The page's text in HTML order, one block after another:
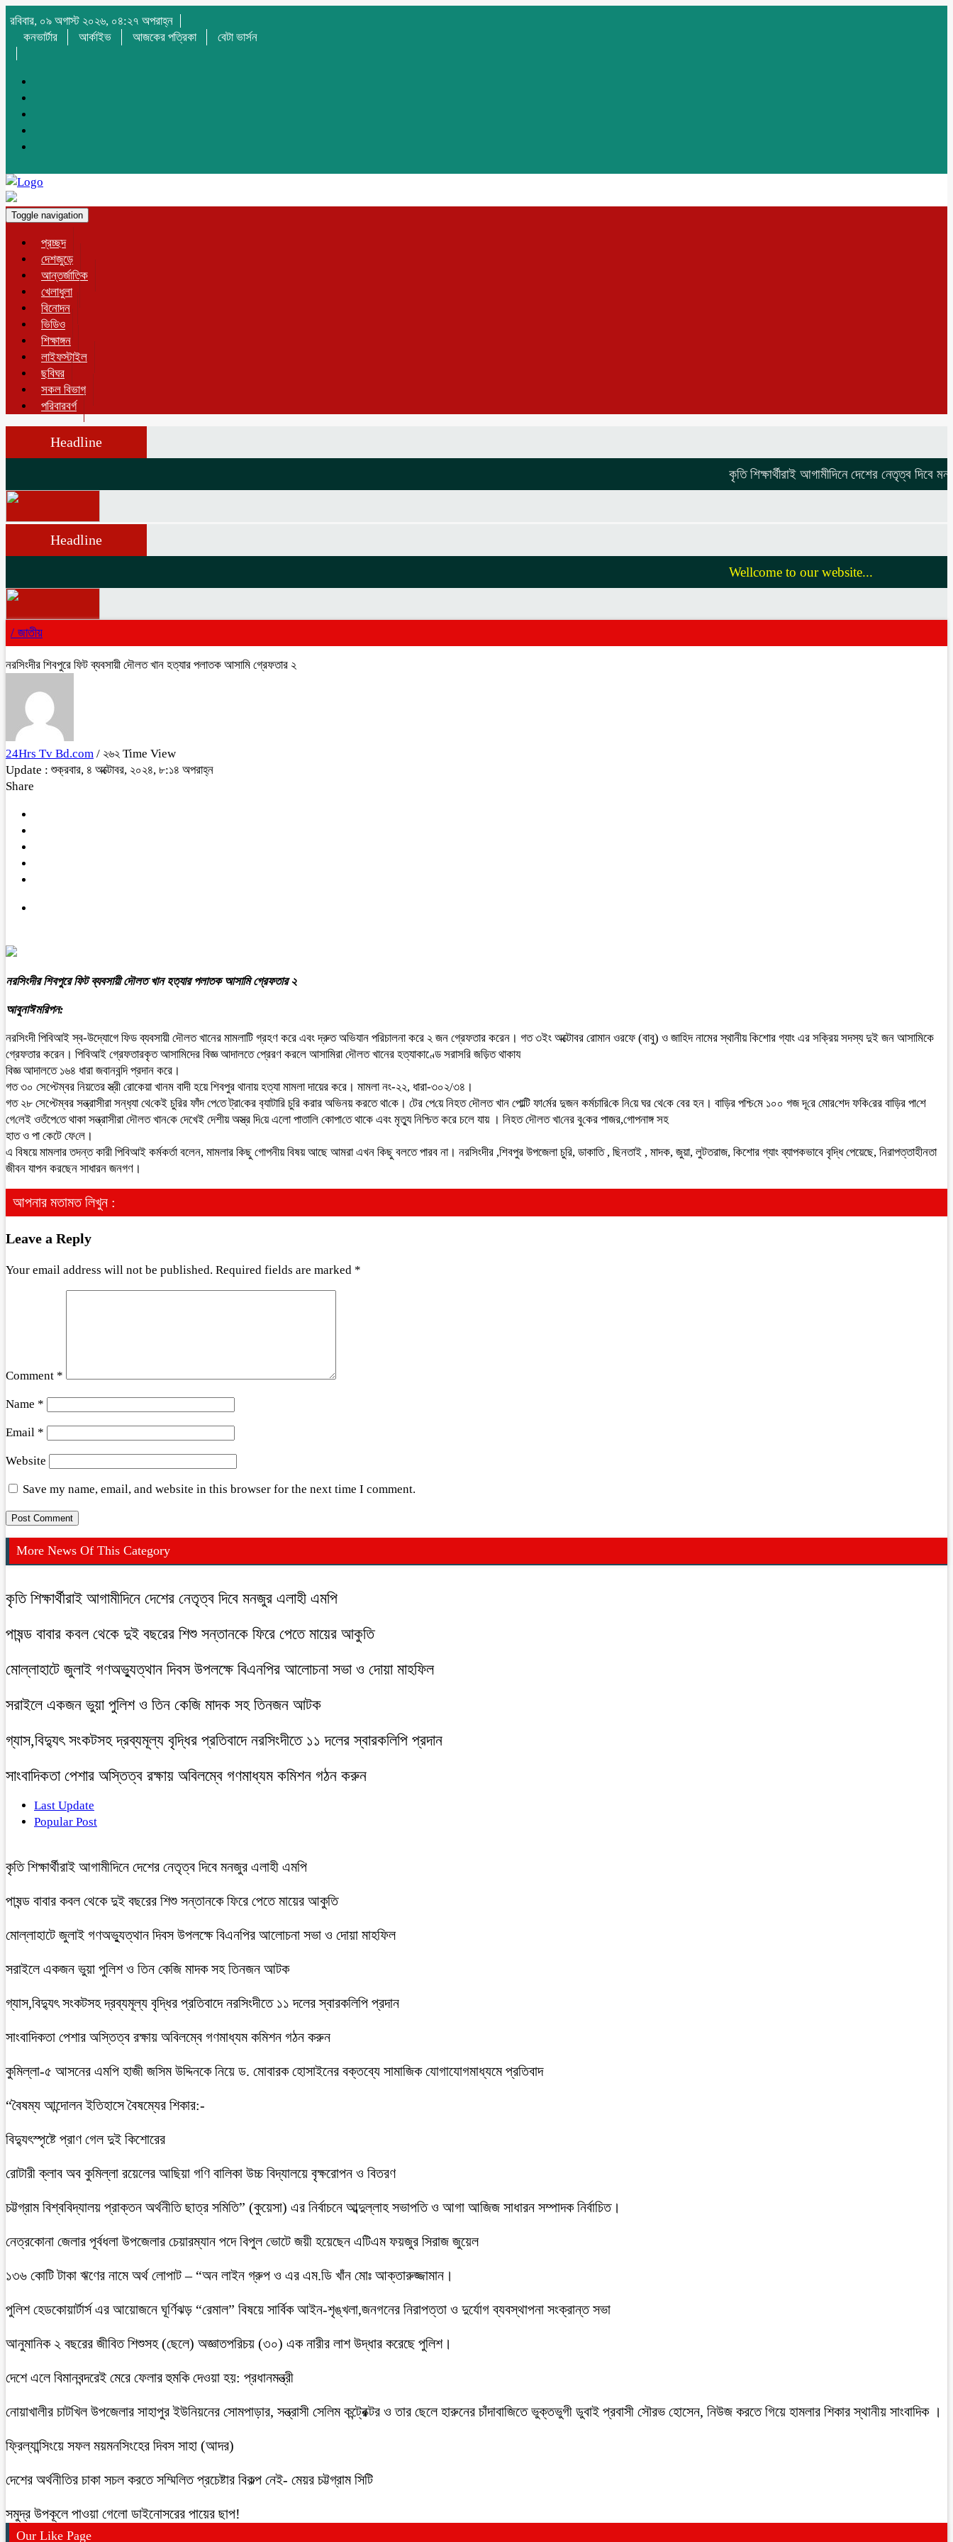
রবিবার, ০৯ অগাস্ট ২০২৬, ০৪:২৭ অপরাহ্ন
কনভার্টার
আর্কাইভ আজকের পত্রিকা বেটা ভার্সন
Toggle navigation
প্রচ্ছদ
দেশজুড়ে
আন্তর্জাতিক
খেলাধুলা
বিনোদন
ভিডিও
শিক্ষাঙ্গন
লাইফস্টাইল
ছবিঘর
সকল বিভাগ
পরিবারবর্গ
Headline
কৃতি শিক্ষার্থীরাই আগামীদিনে দেশের নেতৃত্ব দিবে মনজুর
Headline
Wellcome to our website...
/ জাতীয়
নরসিংদীর শিবপুরে ফিট ব্যবসায়ী দৌলত খান হত্যার পলাতক আসামি গ্রেফতার ২
24Hrs Tv Bd.com / ২৬২ Time View
Update : শুক্রবার, ৪ অক্টোবর, ২০২৪, ৮:১৪ অপরাহ্ন
Share
নরসিংদীর শিবপুরে ফিট ব্যবসায়ী দৌলত খান হত্যার পলাতক আসামি গ্রেফতার ২
আবুনাঈমরিপন:
নরসিংদী পিবিআই স্ব-উদ্যোগে ফিড ব্যবসায়ী দৌলত খানের মামলাটি গ্রহণ করে এবং দ্রুত অভিযান পরিচালনা করে ২ জন গ্রেফতার করেন। গত ৩ইং অক্টোবর রোমান ওরফে (বাবু) ও জাহিদ নামের স্থানীয় কিশোর গ্যাং এর সক্রিয় সদস্য দুই জন আসামিকে
গ্রেফতার করেন। পিবিআই গ্রেফতারকৃত আসামিদের বিজ্ঞ আদালতে প্রেরণ করলে আসামিরা দৌলত খানের হত্যাকাণ্ডে সরাসরি জড়িত থাকায
বিজ্ঞ আদালতে ১৬৪ ধারা জবানবন্দি প্রদান করে।
গত ৩০ সেপ্টেম্বর নিয়তের স্ত্রী রোকেয়া খানম বাদী হয়ে শিবপুর থানায় হত্যা মামলা দায়ের করে। মামলা নং-২২, ধারা-৩০২/৩৪।
গত ২৮ সেপ্টেম্বর সন্ত্রাসীরা সন্ধ‌্যা থে‌কেই চু‌রির ফাঁদ পে‌তে ট্রা‌কের ব‌্যাটা‌রি চু‌রি করার অভিনয় ক‌রতে থা‌কে। টের পে‌য়ে নিহত দৌলত খান পো‌ল্টি ফা‌র্মের দুজন কর্মচা‌রি‌কে নি‌য়ে ঘর থে‌কে বের হন। বা‌ড়ির প‌শ্চি‌মে ১০০ গজ দূ‌রে মোর‌শেদ ফ‌কি‌রের বা‌ড়ির পা‌শে
গে‌লেই ওতঁপে‌তে থাকা সন্ত্রাসীরা দৌলত খান‌কে দেখেই দেশীয় অস্ত্র দি‌য়ে এলো পাতালি কোপা‌তে থাকে এবং মৃত্যু নিশ্চিত করে চলে যায় । নিহত দৌলত‌ খা‌নের বু‌কের পাজর,গোপনাঙ্গ সহ
হাত ও পা কেটে ফে‌লে।
এ বিষয়ে মামলার তদন্ত কারী পিবিআই কর্মকর্তা বলেন, মামলার কিছু গোপনীয় বিষয় আছে আমরা এখন কিছু বলতে পারব না। নরসিংদীর ,শিবপুর উপজেলা চুরি, ডাকাতি , ছিনতাই , মাদক, জুয়া, লুটতরাজ, কিশোর গ্যাং ব্যাপকভাবে বৃদ্ধি পেয়েছে, নিরাপত্তাহীনতা
জীবন যাপন করছেন সাধারন জনগণ।
আপনার মতামত লিখুন :
Leave a Reply
Your email address will not be published. Required fields are marked *
Comment *
Name *
Email *
Website
Save my name, email, and website in this browser for the next time I comment.
More News Of This Category
কৃতি শিক্ষার্থীরাই আগামীদিনে দেশের নেতৃত্ব দিবে মনজুর এলাহী এমপি
পাষন্ড বাবার কবল থেকে দুই বছরের শিশু সন্তানকে ফিরে পেতে মায়ের আকুতি
মোল্লাহাটে জুলাই গণঅভ্যুত্থান দিবস উপলক্ষে বিএনপির আলোচনা সভা ও দোয়া মাহফিল
সরাইলে একজন ভুয়া পুলিশ ও তিন কেজি মাদক সহ তিনজন আটক
গ্যাস,বিদ্যুৎ সংকটসহ দ্রব্যমূল্য বৃদ্ধির প্রতিবাদে নরসিংদীতে ১১ দলের স্বারকলিপি প্রদান
সাংবাদিকতা পেশার অস্তিত্ব রক্ষায় অবিলম্বে গণমাধ্যম কমিশন গঠন করুন
Last Update
Popular Post
কৃতি শিক্ষার্থীরাই আগামীদিনে দেশের নেতৃত্ব দিবে মনজুর এলাহী এমপি
পাষন্ড বাবার কবল থেকে দুই বছরের শিশু সন্তানকে ফিরে পেতে মায়ের আকুতি
মোল্লাহাটে জুলাই গণঅভ্যুত্থান দিবস উপলক্ষে বিএনপির আলোচনা সভা ও দোয়া মাহফিল
সরাইলে একজন ভুয়া পুলিশ ও তিন কেজি মাদক সহ তিনজন আটক
গ্যাস,বিদ্যুৎ সংকটসহ দ্রব্যমূল্য বৃদ্ধির প্রতিবাদে নরসিংদীতে ১১ দলের স্বারকলিপি প্রদান
সাংবাদিকতা পেশার অস্তিত্ব রক্ষায় অবিলম্বে গণমাধ্যম কমিশন গঠন করুন
কুমিল্লা-৫ আসনের এমপি হাজী জসিম উদ্দিনকে নিয়ে ড. মোবারক হোসাইনের বক্তব্যে সামাজিক যোগাযোগমাধ্যমে প্রতিবাদ
“বৈষম্য আন্দোলন ইতিহাসে বৈষম্যের শিকার:-
বিদ্যুৎস্পৃষ্টে প্রাণ গেল দুই কিশোরের
রোটারী ক্লাব অব কুমিল্লা রয়েলের আছিয়া গণি বালিকা উচ্চ বিদ্যালয়ে বৃক্ষরোপন ও বিতরণ
চট্টগ্রাম বিশ্ববিদ্যালয় প্রাক্তন অর্থনীতি ছাত্র সমিতি” (কুয়েসা) এর নির্বাচনে আব্দুল্লাহ সভাপতি ও আগা আজিজ সাধারন সম্পাদক নির্বাচিত।
নেত্রকোনা জেলার পূর্বধলা উপজেলার চেয়ারম্যান পদে বিপুল ভোটে জয়ী হয়েছেন এটিএম ফয়জুর সিরাজ জুয়েল
১৩৬ কোটি টাকা ঋণের নামে অর্থ লোপাট – “অন লাইন গ্রুপ ও এর এম.ডি খাঁন মোঃ আক্তারুজ্জামান।
পুলিশ হেডকোয়ার্টার্স এর আয়োজনে ঘূর্ণিঝড় “রেমাল” বিষয়ে সার্বিক আইন-শৃঙ্খলা,জনগনের নিরাপত্তা ও দুর্যোগ ব্যবস্থাপনা সংক্রান্ত সভা
আনুমানিক ২ বছরের জীবিত শিশুসহ (ছেলে) অজ্ঞাতপরিচয় (৩০) এক নারীর লাশ উদ্ধার করেছে পুলিশ।
দেশে এলে বিমানবন্দরেই মেরে ফেলার হুমকি দেওয়া হয়: প্রধানমন্ত্রী
নোয়াখালীর চাটখিল উপজেলার সাহাপুর ইউনিয়নের সোমপাড়ার, সন্ত্রাসী সেলিম কন্ট্রেক্টর ও তার ছেলে হারুনের চাঁদাবাজিতে ভুক্তভুগী ডুবাই প্রবাসী সৌরভ হোসেন, নিউজ করতে গিয়ে হামলার শিকার স্থানীয় সাংবাদিক ।
ফ্রিল্যান্সিংয়ে সফল ময়মনসিংহের দিবস সাহা (আদর)
দেশের অর্থনীতির চাকা সচল করতে সম্মিলিত প্রচেষ্টার বিকল্প নেই- মেয়র চট্টগ্রাম সিটি
সমুদ্র উপকূলে পাওয়া গেলো ডাইনোসরের পায়ের ছাপ!
Our Like Page